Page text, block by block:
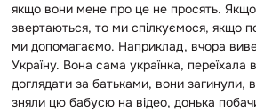
якщо вони мене про це не просять.
звертаються, то ми спілкуємося, якщо
ми допомагаємо. Наприклад, вчора
Україну. Вона сама українка,
доглядати за батьками, вони загинули,
зняли цю бабусю на відео, донька